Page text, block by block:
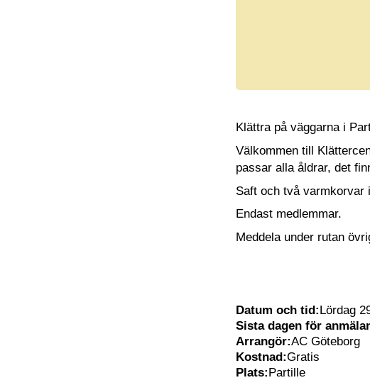
Klättra på väggarna i
Välkommen till
passar alla åldrar, det
Saft och två varmkorvar
Endast medlemmar.
Meddela under rutan
Datum och tid:Lördag
Sista dagen för
Arrangör:AC Göteborg
Kostnad:Gratis
Plats:Partille